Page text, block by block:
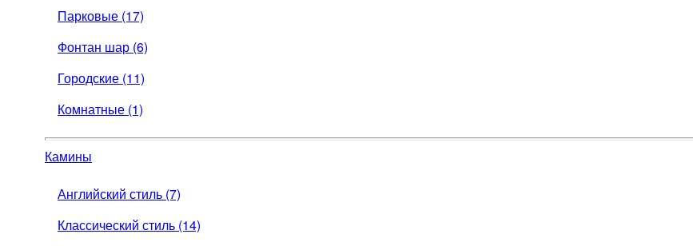
Парковые (17)
Фонтан шар (6)
Городские (11)
Комнатные (1)
Камины
Английский стиль (7)
Классический стиль (14)